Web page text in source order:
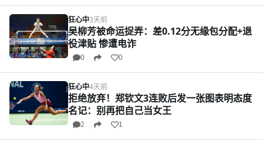
狂心中3天前
吴柳芳被命运捉弄：差0.12分无缘包分配+退
役津贴 惨遭电诈
0 0
狂心中4天前
拒绝放弃！郑钦文3连败后发一张图表明态度
名记：别再把自己当女王
2 1